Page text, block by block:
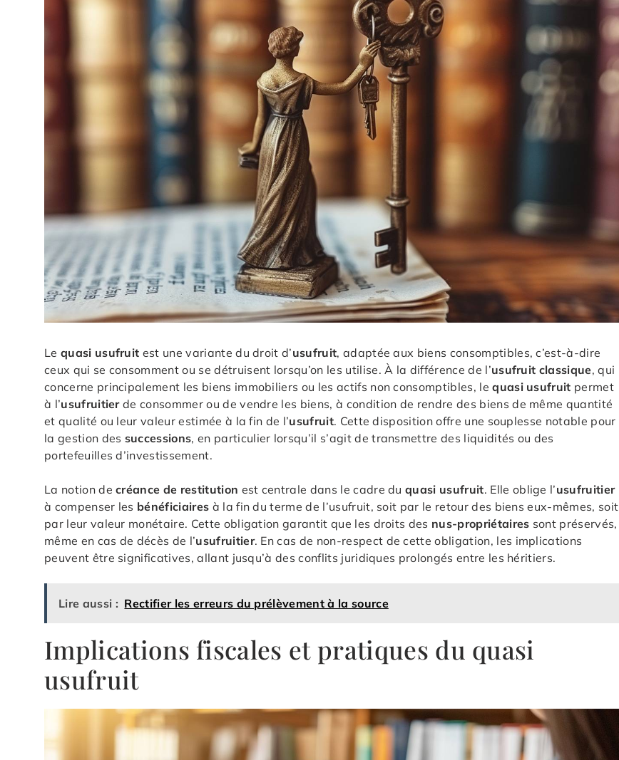
Le quasi usufruit est une variante du droit d’usufruit, adaptée aux biens consomptibles, c’est-à-dire
ceux qui se consomment ou se détruisent lorsqu’on les utilise. À la différence de l’usufruit classique, qui
concerne principalement les biens immobiliers ou les actifs non consomptibles, lequasi usufruit permet
à l’usufruitierde consommer ou de vendre les biens, à condition de rendre des biens de même quantité
et qualité ou leur valeur estimée à la fin de l’usufruit. Cette disposition offre une souplesse notable pour
la gestion des successions, en particulier lorsqu’il s’agit de transmettre des liquidités ou des
portefeuilles d’investissement.
La notion decréance de restitution est centrale dans le cadre duquasi usufruit. Elle oblige l’usufruitier
à compenser les bénéficiaires à la fin du terme de l’usufruit, soit par le retour des biens eux-mêmes, soit
par leur valeur monétaire. Cette obligation garantit que les droits des nus-propriétaires sont préservés,
même en cas de décès de l’usufruitier. En cas de non-respect de cette obligation, les implications
peuvent être significatives, allant jusqu’à des conflits juridiques prolongés entre les héritiers.
Lire aussi : Rectifier les erreurs du prélèvement à la source
Implications fiscales et pratiques du quasi
usufruit